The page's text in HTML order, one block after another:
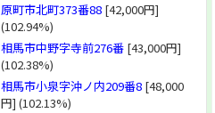
原町市北町373番88 [42,000円]
(102.94%)
相馬市中野字寺前276番 [43,000円]
(102.38%)
相馬市小泉字沖ノ内209番8 [48,000
円] (102.13%)